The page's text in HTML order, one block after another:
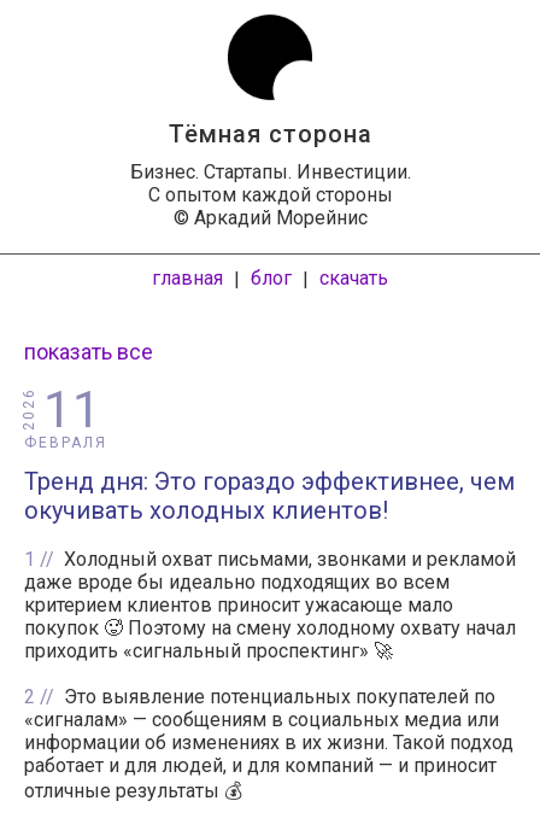
Тёмная сторона
Бизнес. Стартапы. Инвестиции.
С опытом каждой стороны
© Аркадий Морейнис
главная | блог | скачать
показать все
11
ФЕВРАЛЯ
2026
Тренд дня: Это гораздо эффективнее, чем
окучивать холодных клиентов!
1
Холодный охват письмами, звонками и рекламой
даже вроде бы идеально подходящих во всем
критерием клиентов приносит ужасающе мало
покупок 🥵 Поэтому на смену холодному охвату начал
приходить «сигнальный проспектинг» 🚀
2
Это выявление потенциальных покупателей по
«сигналам» — сообщениям в социальных медиа или
информации об изменениях в их жизни. Такой подход
работает и для людей, и для компаний — и приносит
отличные результаты 💰